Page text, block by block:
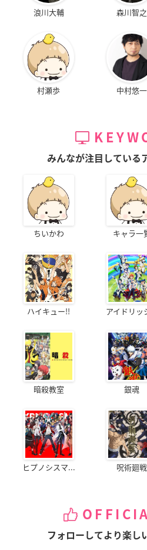
浪川大輔 森川智之
村瀬歩 中村悠一
みんなが注目している
ちいかわ キャラ一
ハイキュー!! アイドリッ
暗殺教室 銀魂
ヒプノシスマ... 呪術廻戦
フォローしてより楽し